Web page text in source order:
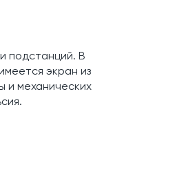
подстанций. В
экран из
и механических